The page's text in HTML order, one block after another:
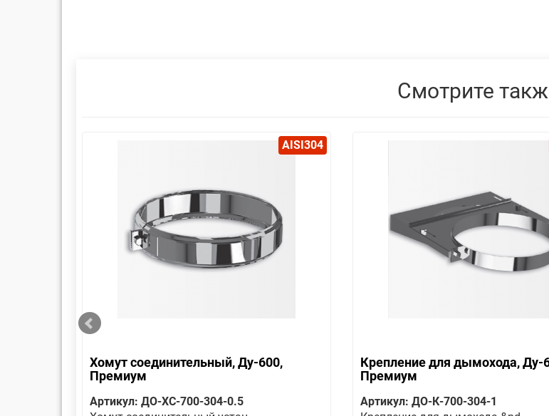
Смотрите
AISI304
Хомут соединительный, Ду-600,
Премиум
Артикул: ДО-ХС-700-304-0.5
Крепление для дымохода, Ду-
Премиум
Артикул: ДО-К-700-304-1